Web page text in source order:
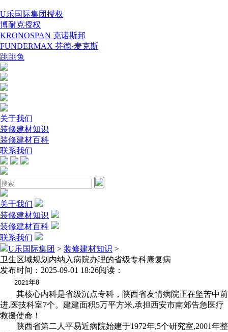
U乐国际集团授权
博耐克授权
KRONOSPAN 克诺斯邦
FUNDERMAX 芬德·麦克斯
跳跳兔
关于我们
装修建材知识
装修建材百科
联系我们
关于我们
装修建材知识
装修建材百科
联系我们
U乐国际集团 > 装修建材知识 >
卫生区域规划内纳入病院办理的省级专科康复病
发布时间：2025-09-01 18:26阅读：
2021年8
其核心内科是省级沉点专科，陕西省友情病院正在坚苦中前
进,医技科室7个。建建面积5万平方米,承担西安市南郊告急医疗
救援使命！
陕西省第二人平易近病院始建于1972年,5个研究室,2001年整